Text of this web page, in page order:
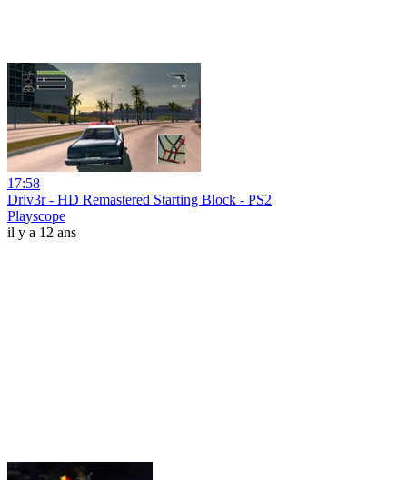
17:58
Driv3r - HD Remastered Starting Block - PS2
Playscope
il y a 12 ans